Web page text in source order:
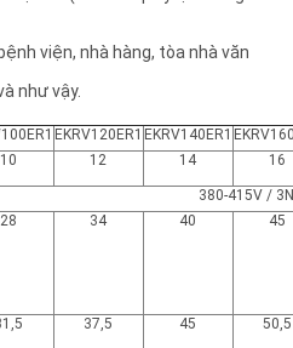
viện, nhà hàng, tòa nhà văn
như vậy.
EKRV120ER1 EKRV140ER1
10 12 14 16
380-415V /
28 34 40 45
37,5 45 50,5